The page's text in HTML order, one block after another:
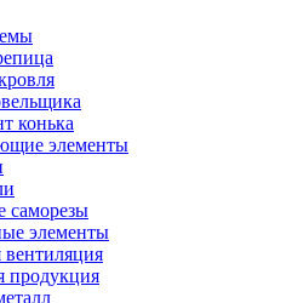
конька
элементы
саморезы
элементы
вентиляция
продукция